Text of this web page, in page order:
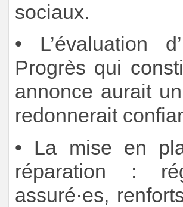
sociaux.
• L’évaluation
Progrès qui
annonce aurait
redonnerait
• La mise en
réparation :
assuré·es,